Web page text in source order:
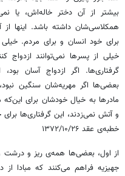
بیشتر از آن دختر خاله‌اش، یا
همکلاسی‌شان داشته باشد. اینها
برای خود انسان و برای مردم. خیلی
خیلی از پسرها نمی‌توانند
گرفتاری‌ها. اگر ازدواج آسان
بعضی‌ها اگر مهریه‌شان سنگین
مادرها به خیال خودشان برای
و آتش نمی‌زدند، این گرفتاری‌ها
خطبه‌ی عقد ۱۳۷۲/۱۰/۲۶
از اول، بعضی‌ها همه‌ی ریز و درشت و
جهیزیه فراهم می‌کنند که مبادا از